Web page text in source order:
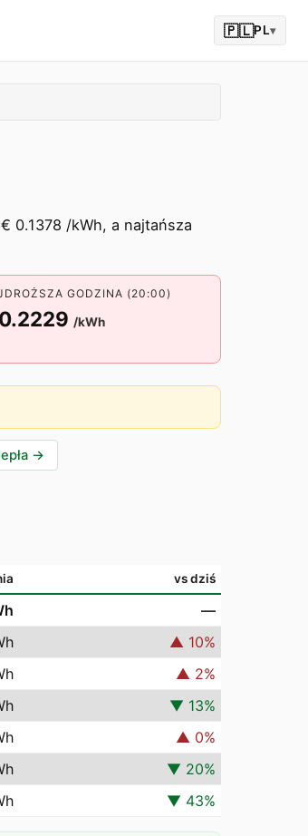
🇵🇱PL▾
0.1378 /kWh, a najtańsza
GODZINA (20:00)
/kWh
→
vs dziś
—
▲ 10%
▲ 2%
▼ 13%
▲ 0%
▼ 20%
▼ 43%